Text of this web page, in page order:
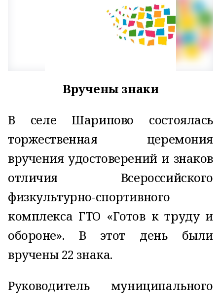
Вручены знаки
В селе Шарипово состоялась
торжественная церемония
вручения удостоверений и знаков
отличия Всероссийского
физкультурно-спортивного
комплекса ГТО «Готов к труду и
обороне». В этот день были
вручены 22 знака.
Руководитель муниципального